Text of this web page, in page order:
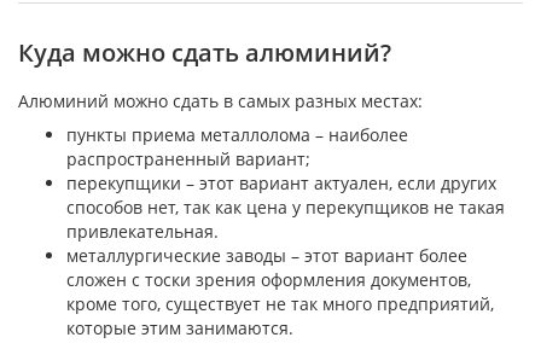
Куда можно сдать алюминий?
Алюминий можно сдать в самых разных местах:
пункты приема металлолома – наиболее
распространенный вариант;
перекупщики – этот вариант актуален, если других
способов нет, так как цена у перекупщиков не такая
привлекательная.
металлургические заводы – этот вариант более
сложен с тоски зрения оформления документов,
кроме того, существует не так много предприятий,
которые этим занимаются.